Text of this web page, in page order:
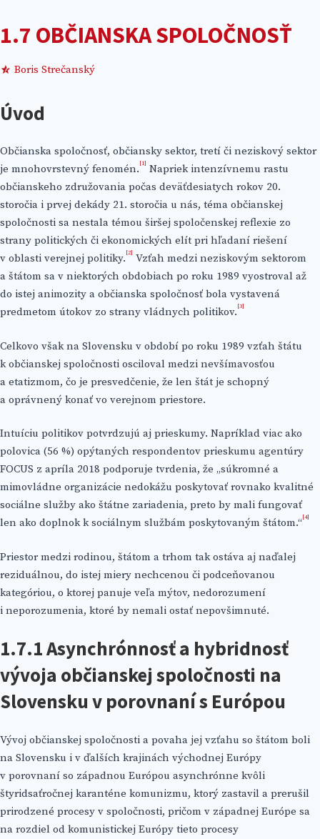
1.7 OBČIANSKA SPOLOČNOSŤ
Boris Strečanský
Úvod
Občianska spoločnosť, občiansky sektor, tretí či neziskový sektor
je mnohovrstevný fenomén. [1] Napriek intenzívnemu rastu
občianskeho združovania počas deväťdesiatych rokov 20.
storočia i prvej dekády 21. storočia u nás, téma občianskej
spoločnosti sa nestala témou širšej spoločenskej reflexie zo
strany politických či ekonomických elít pri hľadaní riešení
v oblasti verejnej politiky. [2] Vzťah medzi neziskovým sektorom
a štátom sa v niektorých obdobiach po roku 1989 vyostroval až
do istej animozity a občianska spoločnosť bola vystavená
predmetom útokov zo strany vládnych politikov. [3]
Celkovo však na Slovensku v období po roku 1989 vzťah štátu
k občianskej spoločnosti osciloval medzi nevšímavosťou
a etatizmom, čo je presvedčenie, že len štát je schopný
a oprávnený konať vo verejnom priestore.
Intuíciu politikov potvrdzujú aj prieskumy. Napríklad viac ako
polovica (56 %) opýtaných respondentov prieskumu agentúry
FOCUS z apríla 2018 podporuje tvrdenia, že „súkromné a
mimovládne organizácie nedokážu poskytovať rovnako kvalitné
sociálne služby ako štátne zariadenia, preto by mali fungovať
len ako doplnok k sociálnym službám poskytovaným štátom.“[4]
Priestor medzi rodinou, štátom a trhom tak ostáva aj naďalej
reziduálnou, do istej miery nechcenou či podceňovanou
kategóriou, o ktorej panuje veľa mýtov, nedorozumení
i neporozumenia, ktoré by nemali ostať nepovšimnuté.
1.7.1 Asynchrónnosť a hybridnosť
vývoja občianskej spoločnosti na
Slovensku v porovnaní s Európou
Vývoj občianskej spoločnosti a povaha jej vzťahu so štátom boli
na Slovensku i v ďalších krajinách východnej Európy
v porovnaní so západnou Európou asynchrónne kvôli
štyridsaťročnej karanténe komunizmu, ktorý zastavil a prerušil
prirodzené procesy v spoločnosti, pričom v západnej Európe sa
na rozdiel od komunistickej Európy tieto procesy